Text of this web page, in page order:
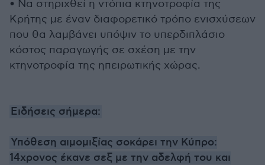
• Να στηριχθεί η ντόπια κτηνοτροφία της
Κρήτης με έναν διαφορετικό τρόπο ενισχύσεων
που θα λαμβάνει υπόψιν το υπερδιπλάσιο
κόστος παραγωγής σε σχέση με την
κτηνοτροφία της ηπειρωτικής χώρας.
Ειδήσεις σήμερα:
Υπόθεση αιμομιξίας σοκάρει την Κύπρο:
14χρονος έκανε σεξ με την αδελφή του και